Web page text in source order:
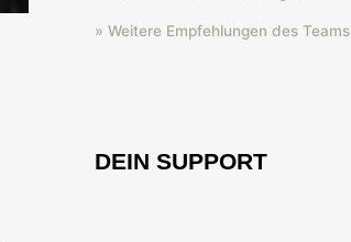
» Weitere Empfehlungen des Teams
DEIN SUPPORT